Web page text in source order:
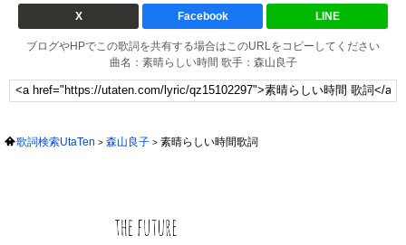
X Facebook LINE
ブログやHPでこの歌詞を共有する場合はこのURLをコピーしてください
曲名：素晴らしい時間 歌手：森山良子
歌詞検索UtaTen 森山良子 素晴らしい時間歌詞